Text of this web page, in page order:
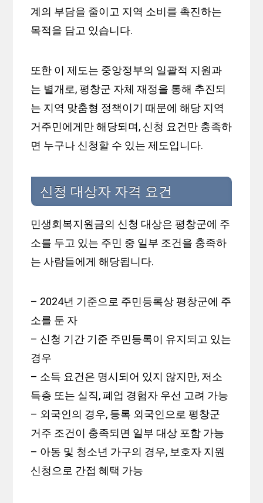
계의 부담을 줄이고 지역 소비를 촉진하는
목적을 담고 있습니다.
또한 이 제도는 중앙정부의 일괄적 지원과
는 별개로, 평창군 자체 재정을 통해 추진되
는 지역 맞춤형 정책이기 때문에 해당 지역
거주민에게만 해당되며, 신청 요건만 충족하
면 누구나 신청할 수 있는 제도입니다.
신청 대상자 자격 요건
민생회복지원금의 신청 대상은 평창군에 주
소를 두고 있는 주민 중 일부 조건을 충족하
는 사람들에게 해당됩니다.
– 2024년 기준으로 주민등록상 평창군에 주
소를 둔 자
– 신청 기간 기준 주민등록이 유지되고 있는
경우
– 소득 요건은 명시되어 있지 않지만, 저소
득층 또는 실직, 폐업 경험자 우선 고려 가능
– 외국인의 경우, 등록 외국인으로 평창군
거주 조건이 충족되면 일부 대상 포함 가능
– 아동 및 청소년 가구의 경우, 보호자 지원
신청으로 간접 혜택 가능